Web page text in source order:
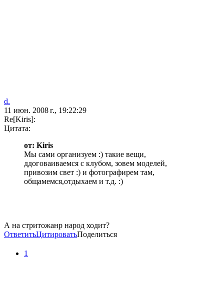
d.
11 июн. 2008 г., 19:22:29
Re[Kiris]:
Цитата:
от: Kiris
Мы сами организуем :) такие вещи,
ддоговаиваемся с клубом, зовем моделей,
привозим свет :) и фотографирем там,
общамемся,отдыхаем и т.д. :)
А на стритожанр народ ходит?
ОтветитьЦитироватьПоделиться
1